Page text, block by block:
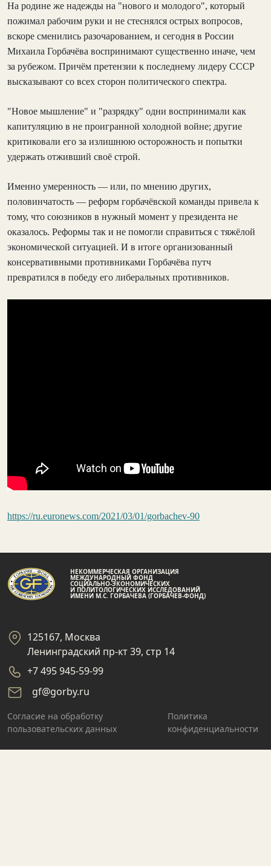
На родине же надежды на "нового и молодого", который
пожимал рабочим руки и не стеснялся острых вопросов,
вскоре сменились разочарованием, и сегодня в России
Михаила Горбачёва воспринимают существенно иначе, чем
за рубежом. Причём претензии к последнему лидеру СССР
высказывают со всех сторон политического спектра.
"Новое мышление" и "разрядку" одни воспринимали как
капитуляцию в не проигранной холодной войне; другие
критиковали его за излишнюю осторожность и попытки
удержать отживший своё строй.
Именно умеренность — или, по мнению других,
половинчатость — реформ горбачёвской команды привела к
тому, что союзников в нужный момент у президента не
оказалось. Реформы так и не помогли справиться с тяжёлой
экономической ситуацией. И в итоге организованный
консервативными противниками Горбачёва путч
превратился в победу его либеральных противников.
https://ru.euronews.com/2021/03/01/gorbachev-90
НЕКОММЕРЧЕСКАЯ ОРГАНИЗАЦИЯ
МЕЖДУНАРОДНЫЙ ФОНД
СОЦИАЛЬНО-ЭКОНОМИЧЕСКИХ
И ПОЛИТОЛОГИЧЕСКИХ ИССЛЕДОВАНИЙ
ИМЕНИ М.С. ГОРБАЧЕВА (ГОРБАЧЕВ-ФОНД)
125167, Москва
Ленинградский пр-кт 39, стр 14
+7 495 945-59-99
gf@gorby.ru
Cогласие на обработку
пользовательских данных
Политика
конфиденциальности